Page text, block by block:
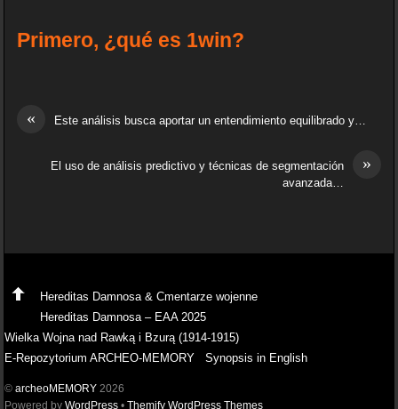
Primero, ¿qué es 1win?
« Este análisis busca aportar un entendimiento equilibrado y…
»
El uso de análisis predictivo y técnicas de segmentación
avanzada…
Hereditas Damnosa & Cmentarze wojenne
Hereditas Damnosa – EAA 2025
Wielka Wojna nad Rawką i Bzurą (1914-1915)
E-Repozytorium ARCHEO-MEMORY
Synopsis in English
©archeoMEMORY 2026
Powered byWordPress •Themify WordPress Themes